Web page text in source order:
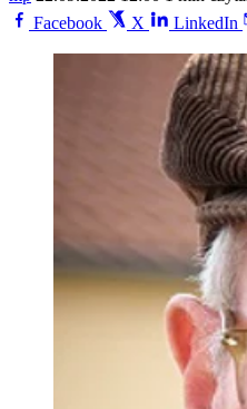
Facebook
X LinkedIn